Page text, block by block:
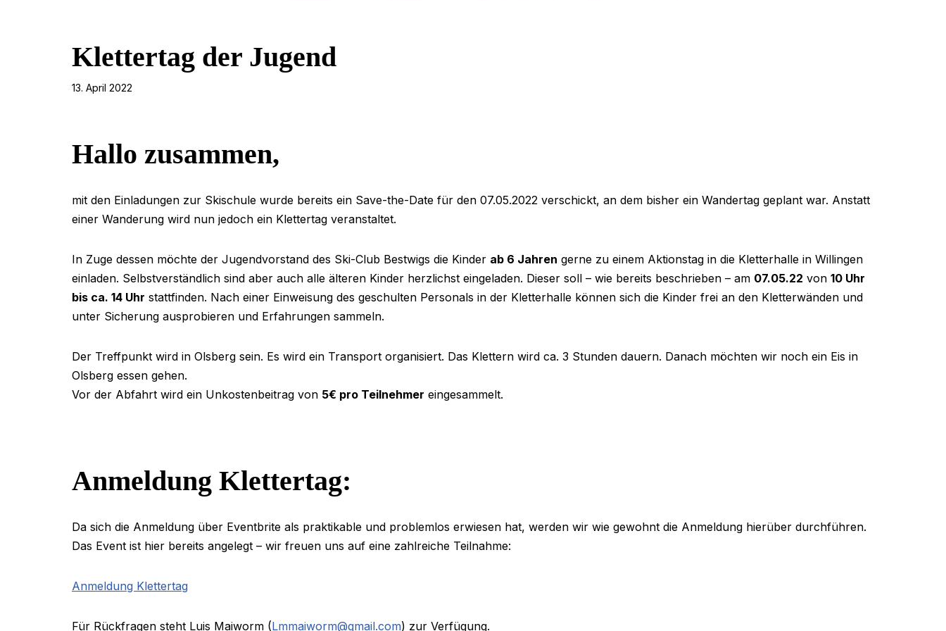
Klettertag der Jugend
13. April 2022
Hallo zusammen,
mit den Einladungen zur Skischule wurde bereits ein Save-the-Date für den 07.05.2022 verschickt, an dem bisher ein Wandertag geplant war. Anstatt
einer Wanderung wird nun jedoch ein Klettertag veranstaltet.
In Zuge dessen möchte der Jugendvorstand des Ski-Club Bestwigs die Kinder ab 6 Jahren gerne zu einem Aktionstag in die Kletterhalle in Willingen
einladen. Selbstverständlich sind aber auch alle älteren Kinder herzlichst eingeladen. Dieser soll – wie bereits beschrieben – am 07.05.22 von 10 Uhr
bis ca. 14 Uhr stattfinden. Nach einer Einweisung des geschulten Personals in der Kletterhalle können sich die Kinder frei an den Kletterwänden und
unter Sicherung ausprobieren und Erfahrungen sammeln.
Der Treffpunkt wird in Olsberg sein. Es wird ein Transport organisiert. Das Klettern wird ca. 3 Stunden dauern. Danach möchten wir noch ein Eis in
Olsberg essen gehen.
Vor der Abfahrt wird ein Unkostenbeitrag von 5€ pro Teilnehmer eingesammelt.
Anmeldung Klettertag:
Da sich die Anmeldung über Eventbrite als praktikable und problemlos erwiesen hat, werden wir wie gewohnt die Anmeldung hierüber durchführen.
Das Event ist hier bereits angelegt – wir freuen uns auf eine zahlreiche Teilnahme:
Anmeldung Klettertag
Für Rückfragen steht Luis Maiworm (Lmmaiworm@gmail.com) zur Verfügung.